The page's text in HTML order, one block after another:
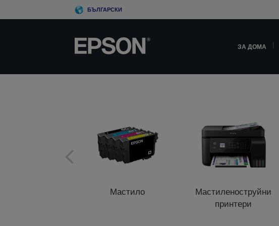
to
БЪЛГАРСКИ
ЗА ДОМА
Мастило
Мастиленоструйни
принтери